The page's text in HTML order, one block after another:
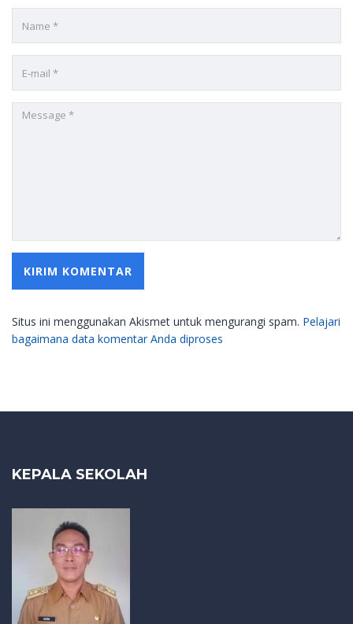
Situs ini menggunakan Akismet untuk mengurangi spam. Pelajari
bagaimana data komentar Anda diproses
KEPALA SEKOLAH